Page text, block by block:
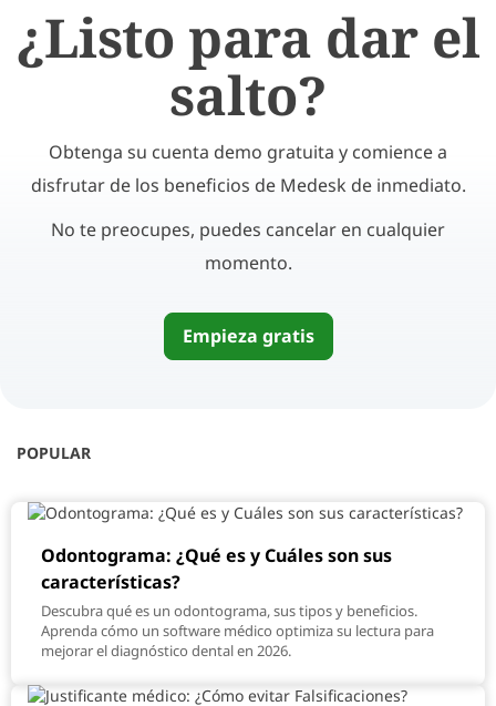
¿Listo para dar el
salto?
Obtenga su cuenta demo gratuita y comience a
disfrutar de los beneficios de Medesk de inmediato.
No te preocupes, puedes cancelar en cualquier
momento.
Empieza gratis
POPULAR
Odontograma: ¿Qué es y Cuáles son sus
características?
Descubra qué es un odontograma, sus tipos y beneficios.
Aprenda cómo un software médico optimiza su lectura para
mejorar el diagnóstico dental en 2026.